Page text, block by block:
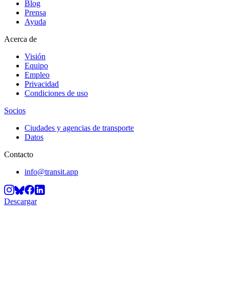
Blog
Prensa
Ayuda
Acerca de
Visión
Equipo
Empleo
Privacidad
Condiciones de uso
Socios
Ciudades y agencias de transporte
Datos
Contacto
info@transit.app
Descargar